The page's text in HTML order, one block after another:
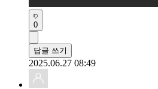
0
답글 쓰기
2025.06.27 08:49